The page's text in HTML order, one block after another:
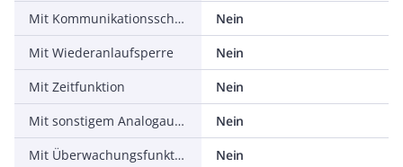
Mit Kommunikationsschnittstelle SSI
Nein
Mit Wiederanlaufsperre
Nein
Mit Zeitfunktion
Nein
Mit sonstigem Analogausgang
Nein
Mit Überwachungsfunktion nachgeschalteter Geräte
Nein